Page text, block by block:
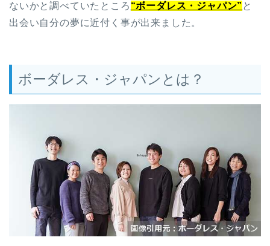
ないかと調べていたところ “ボーダレス・ジャパン” と
出会い自分の夢に近付く事が出来ました。
ボーダレス・ジャパンとは？